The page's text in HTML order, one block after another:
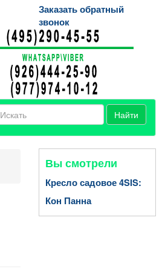
Заказать обратный
звонок
Найти
Вы смотрели
Кресло садовое 4SIS:
Кон Панна